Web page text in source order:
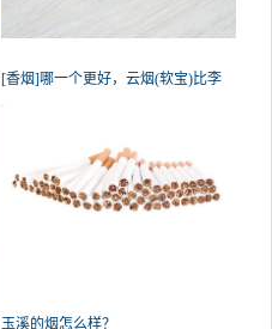
[香烟]哪一个更好，云烟(软宝)比李
玉溪的烟怎么样？